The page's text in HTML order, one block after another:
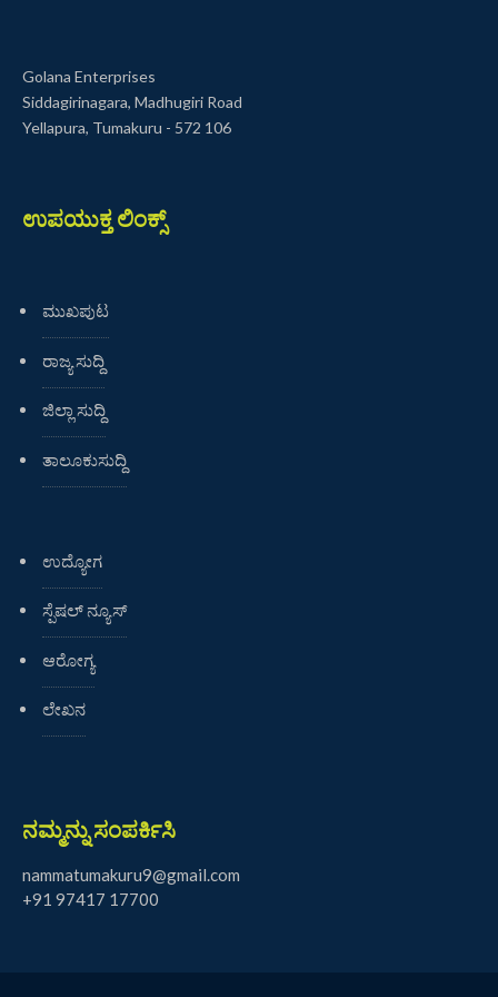
Golana Enterprises
Siddagirinagara, Madhugiri Road
Yellapura, Tumakuru - 572 106
ಉಪಯುಕ್ತ ಲಿಂಕ್ಸ್
ಮುಖಪುಟ
ರಾಜ್ಯ ಸುದ್ದಿ
ಜಿಲ್ಲಾ ಸುದ್ದಿ
ತಾಲೂಕುಸುದ್ದಿ
ಉದ್ಯೋಗ
ಸ್ಪೆಷಲ್ ನ್ಯೂಸ್
ಆರೋಗ್ಯ
ಲೇಖನ
ನಮ್ಮನ್ನು ಸಂಪರ್ಕಿಸಿ
nammatumakuru9@gmail.com
+91 97417 17700